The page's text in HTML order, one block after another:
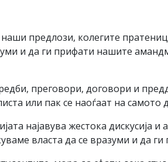
предлози, колегите
и да ги прифати нашите
преговори, договори и
или пак се наоѓаат на самото
најавува жестока дискусија и
власта да се вразуми и да